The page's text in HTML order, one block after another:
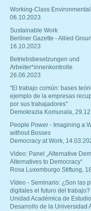
Working-Class
06.10.2023
Sustainable Work
Berliner Gazette - Allied
16.10.2023
Betriebsbesetzungen und
Arbeiter*innenkontrolle
26.06.2023
"El trabajo común: bases
ejemplo de la empresas
por sus trabajadores"
Demokrazia Komunala,
People Power - Imagining a
without Bosses
Democracy at Work,
Video: Panel „Alternative
Alternatives to Democracy“
Rosa Luxemburgo Stiftung,
Vídeo - Seminario: ¿Son las
digitales el futuro del trabajo?
Unidad Académica de
Desarrollo de la Universidad